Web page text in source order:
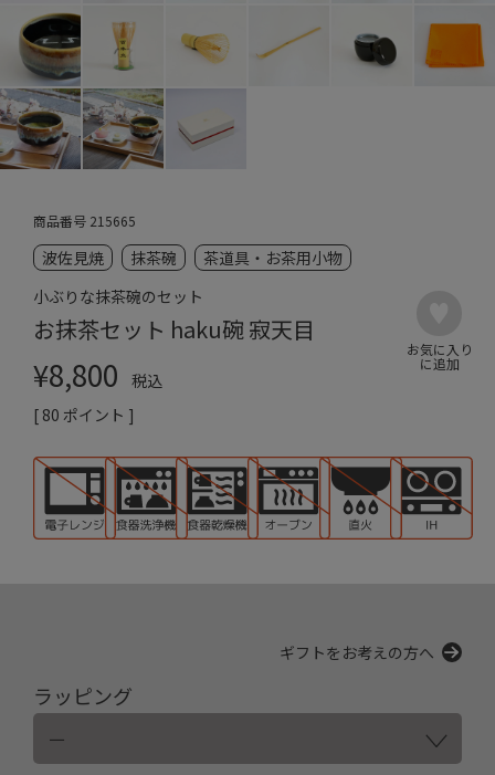
商品番号 215665
波佐見焼 抹茶碗
茶道具・お茶用小物
小ぶりな抹茶碗のセット
お抹茶セット haku碗 寂天目
¥8,800
税込
[ 80 ポイント ]
ギフトをお考えの方へ
ラッピング